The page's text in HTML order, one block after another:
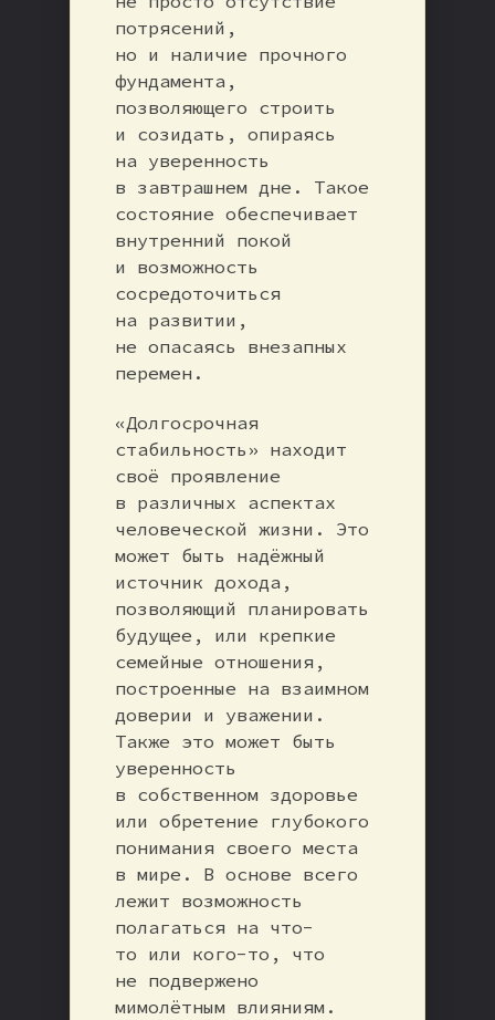
потрясений,
но и наличие прочного
фундамента,
позволяющего строить
и созидать, опираясь
на уверенность
в завтрашнем дне. Такое
состояние обеспечивает
внутренний покой
и возможность
сосредоточиться
на развитии,
не опасаясь внезапных
перемен.
«Долгосрочная
стабильность» находит
своё проявление
в различных аспектах
человеческой жизни. Это
может быть надёжный
источник дохода,
позволяющий планировать
будущее, или крепкие
семейные отношения,
построенные на взаимном
доверии и уважении.
Также это может быть
уверенность
в собственном здоровье
или обретение глубокого
понимания своего места
в мире. В основе всего
лежит возможность
полагаться на что-
то или кого-то, что
не подвержено
мимолётным влияниям.